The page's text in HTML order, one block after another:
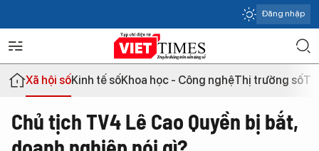
Đăng nhập
Xã hội sốKinh tế sốKhoa học - Công nghệThị trường số
Chủ tịch TV4 Lê Cao Quyền bị bắt,